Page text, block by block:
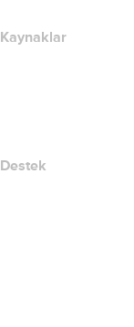
Kaynaklar
Destek